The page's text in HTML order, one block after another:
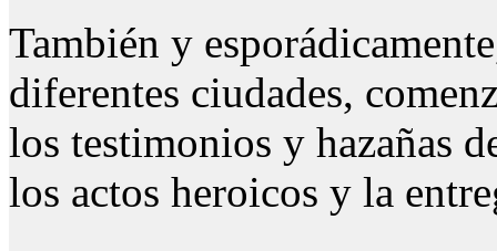
También y
diferentes ciudades,
los testimonios y hazañas
los actos heroicos y la